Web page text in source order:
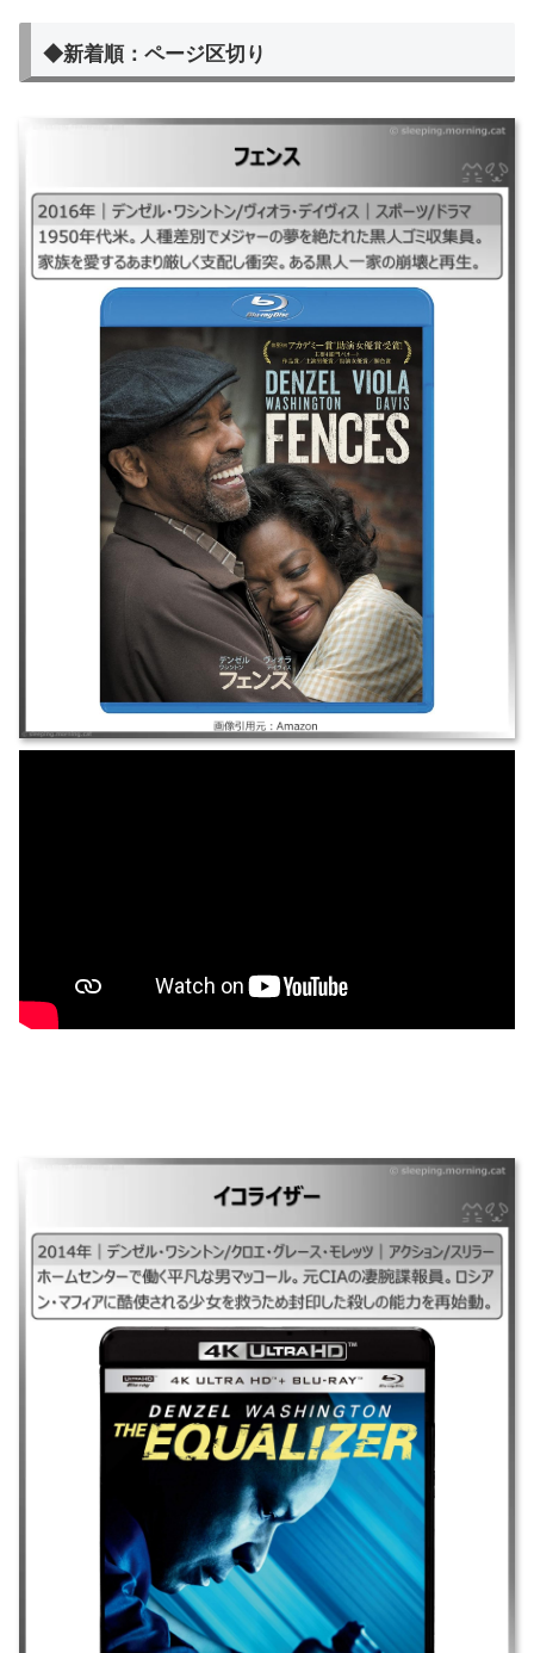
◆新着順：ページ区切り
｜フェンス2016 ｜2016年｜デンゼル・ワシントン/ヴィオラ・デイヴィス
｜スポーツ/ドラマ ｜1950年代米。人種差別でメジャーの夢を絶たれた黒
人ゴミ収集員。家族を愛するあまり厳しく支配し衝突。ある黒人一家の崩
｜イコライザー1、イコライザー2014 ｜2014年｜デンゼル・ワシントン/
クロエ・グレース・モレッツ｜アクション/スリラー ｜ホームセンターで
働く平凡な男マッコール。元CIAの凄腕諜報員。ロシアン・マフィアに酷
使される少女を救うため封印した殺しの能力を再始動。